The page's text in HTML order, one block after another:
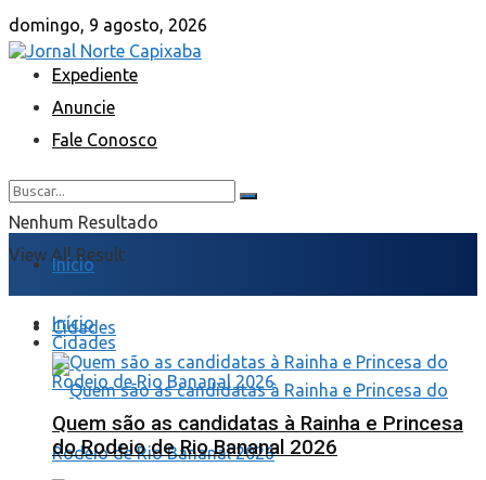
domingo, 9 agosto, 2026
Expediente
Anuncie
Fale Conosco
Nenhum Resultado
View All Result
Início
Cidades
Início
Cidades
Quem são as candidatas à Rainha e Princesa
do Rodeio de Rio Bananal 2026